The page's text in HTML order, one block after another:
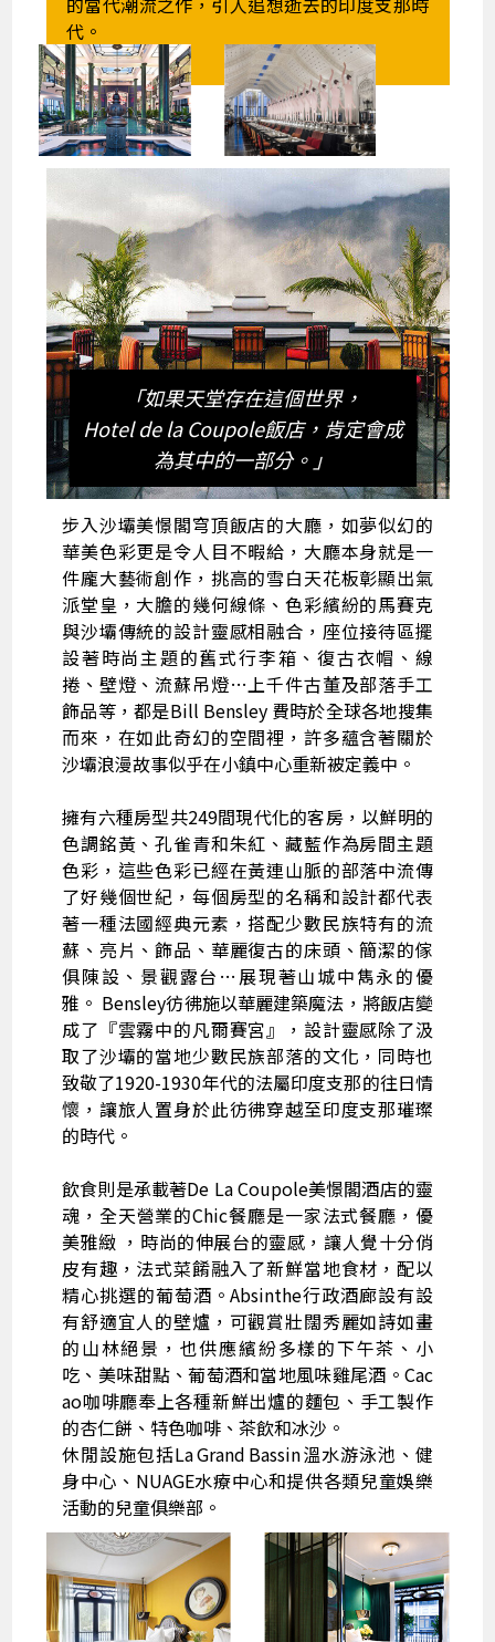
代。
「如果天堂存在這個世界，
Hotel de la Coupole飯店，肯定會成
為其中的一部分。」
步入沙壩美憬閣穹頂飯店的大廳，如夢似幻的
華美色彩更是令人目不暇給，大廳本身就是一
件龐大藝術創作，挑高的雪白天花板彰顯出氣
派堂皇，大膽的幾何線條、色彩繽紛的馬賽克
與沙壩傳統的設計靈感相融合，座位接待區擺
設著時尚主題的舊式行李箱、復古衣帽、線
捲、壁燈、流蘇吊燈…上千件古董及部落手工
飾品等，都是Bill Bensley 費時於全球各地搜集
而來，在如此奇幻的空間裡，許多蘊含著關於
沙壩浪漫故事似乎在小鎮中心重新被定義中。
擁有六種房型共249間現代化的客房，以鮮明的
色調銘黃、孔雀青和朱紅、藏藍作為房間主題
色彩，這些色彩已經在黃連山脈的部落中流傳
了好幾個世紀，每個房型的名稱和設計都代表
著一種法國經典元素，搭配少數民族特有的流
蘇、亮片、飾品、華麗復古的床頭、簡潔的傢
俱陳設、景觀露台…展現著山城中雋永的優
雅。 Bensley彷彿施以華麗建築魔法，將飯店變
成了『雲霧中的凡爾賽宮』，設計靈感除了汲
取了沙壩的當地少數民族部落的文化，同時也
致敬了1920-1930年代的法屬印度支那的往日情
懷，讓旅人置身於此彷彿穿越至印度支那璀璨
的時代。
飲食則是承載著De La Coupole美憬閣酒店的靈
魂，全天營業的Chic餐廳是一家法式餐廳，優
美雅緻 ，時尚的伸展台的靈感，讓人覺十分俏
皮有趣，法式菜餚融入了新鮮當地食材，配以
精心挑選的葡萄酒。Absinthe行政酒廊設有設
有舒適宜人的壁爐，可觀賞壯闊秀麗如詩如畫
的山林絕景，也供應繽紛多樣的下午茶、小
吃、美味甜點、葡萄酒和當地風味雞尾酒。Cac
ao咖啡廳奉上各種新鮮出爐的麵包、手工製作
的杏仁餅、特色咖啡、茶飲和冰沙。
休閒設施包括La Grand Bassin溫水游泳池、健
身中心、NUAGE水療中心和提供各類兒童娛樂
活動的兒童俱樂部。